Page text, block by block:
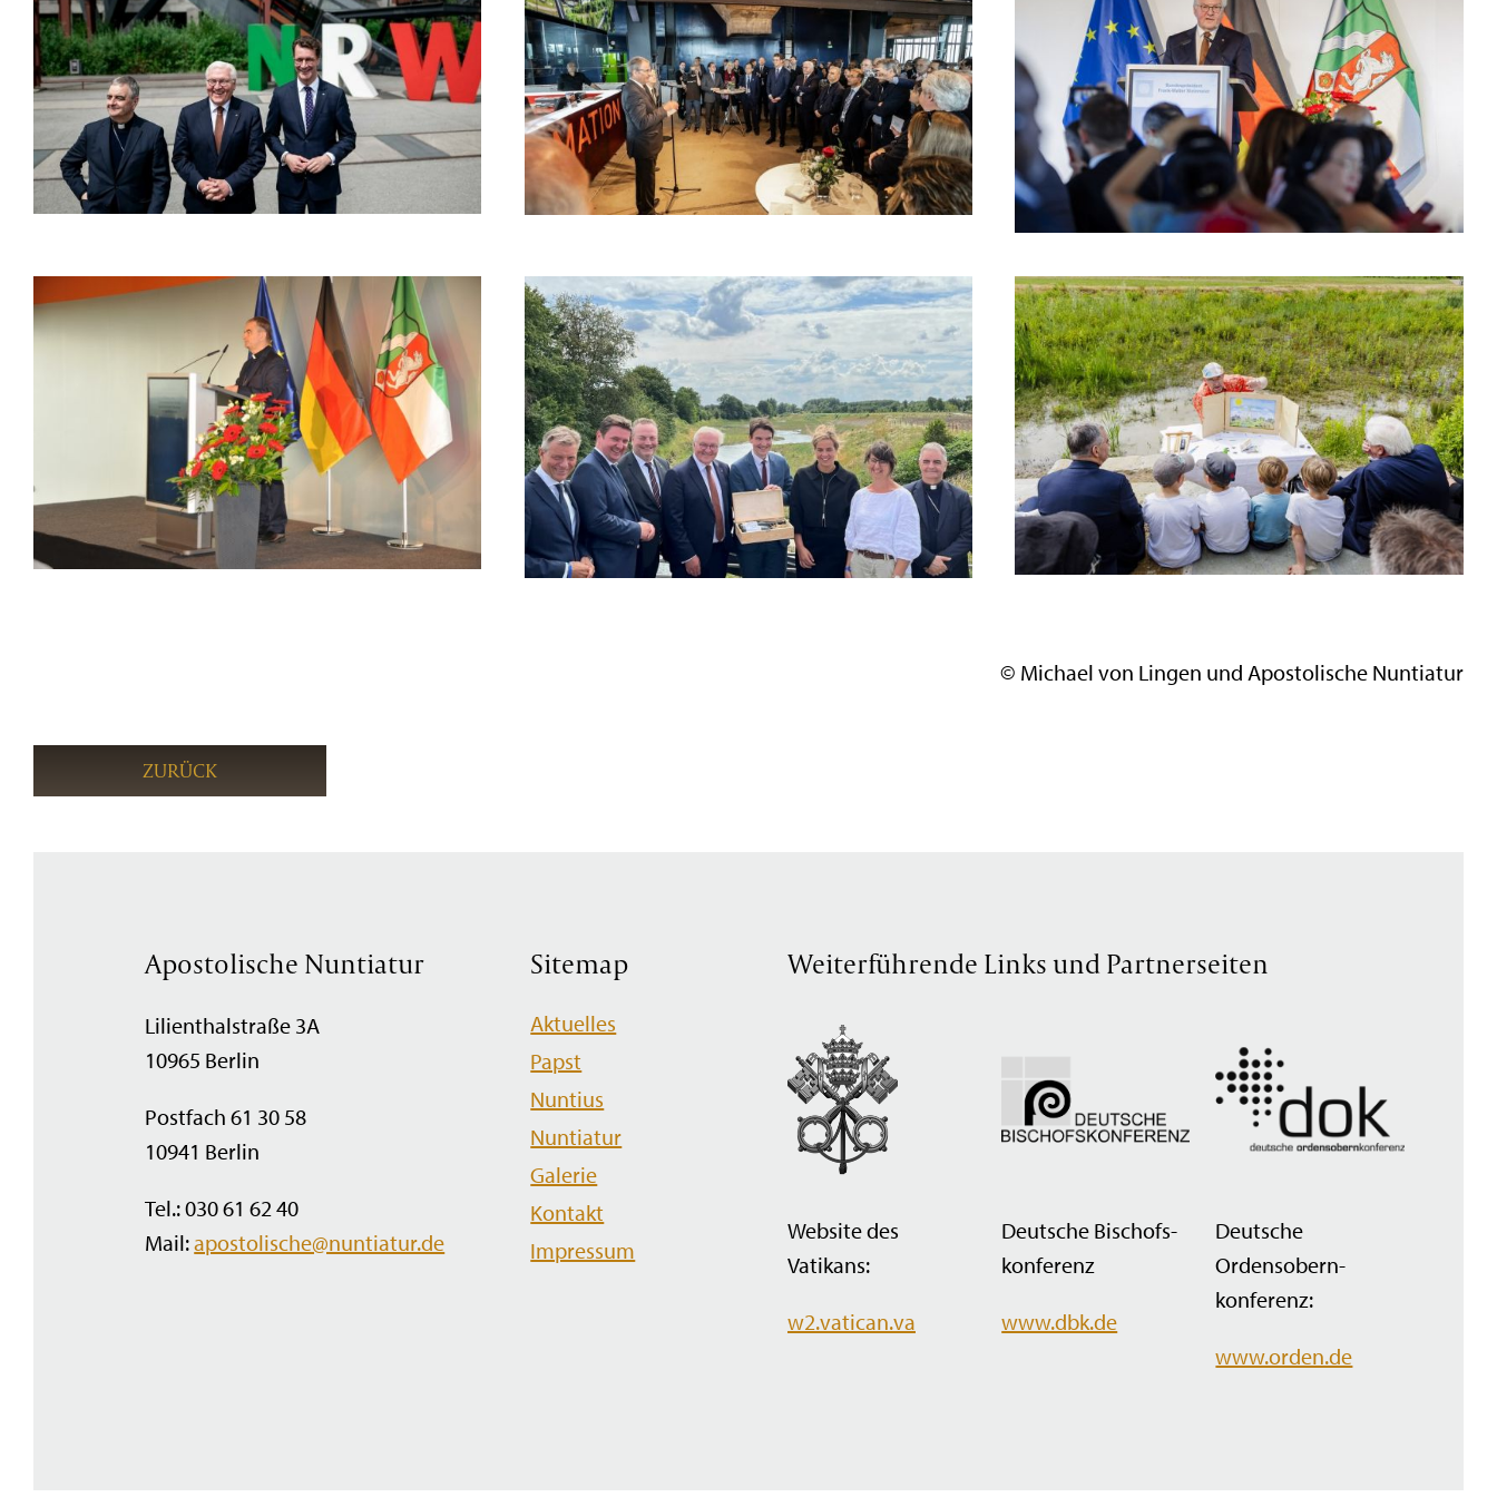
© Michael von Lingen und Apostolische Nuntiatur
ZURÜCK
Apostolische Nuntiatur
Lilienthalstraße 3A
10965 Berlin
Postfach 61 30 58
10941 Berlin
Tel.: 030 61 62 40
Mail:apostolische@nuntiatur.de
Sitemap
Navigation
überspringen
Aktuelles
Papst
Nuntius
Nuntiatur
Galerie
Kontakt
Impressum
Weiterführende Links und Partnerseiten
Website des
Vatikans:
w2.vatican.va
Deutsche Bischofs­
konferenz
www.dbk.de
Deutsche
Ordensobern­
konferenz:
www.orden.de